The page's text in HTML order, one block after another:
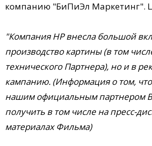
компанию "БиПиЭл Маркетинг".
"Компания НР внесла большой
производство картины (в том
технического Партнера), но и в
кампанию. (Информация о том,
нашим официальным партнером
получить в том числе на пресс-
материалах Фильма)